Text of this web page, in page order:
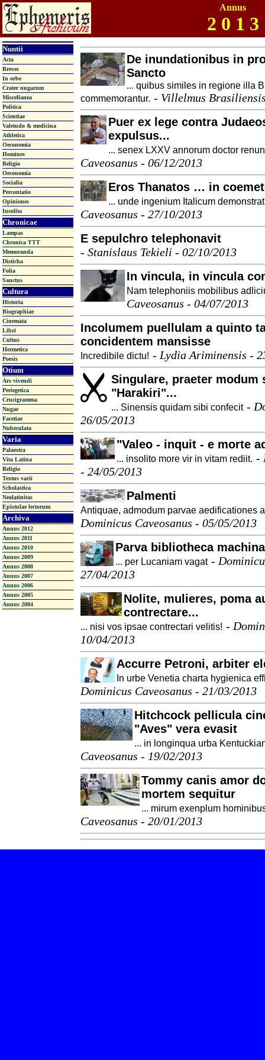
Annus
2 0 1 3
Nuntii
Acta
Breves
In orbe
Crater nugarum
Miscellanea
Politica
Scientiae
Valetudo & medicina
Athletica
Oeconomia
Homines
Religio
Oeconomia
Socialia
Percontatio
Opiniones
Insolita
Chronicae
Lampas
Chronica TTT
Memoranda
Disticha
Folia
Sanctus
Cultura
Historia
Biographiae
Cinemata
Libri
Cultus
Hermetica
Poesis
Otium
Ars vivendi
Periegetica
Crucigramma
Nugae
Facetiae
Nubeculata
Varia
Palaestra
Vita Latina
Religio
Textus varii
Scholastica
Neolatinitas
Epistulae lectorum
Archiva
Annus 2012
Annus 2011
Annus 2010
Annus 2009
Annus 2008
Annus 2007
Annus 2006
Annus 2005
Annus 2004
De inundationibus in
Sancto
... quibus similes in regione illa
commemorantur. - Villelmus
Puer ex lege contra
expulsus...
... senex LXXV annorum doctor
Caveosanus - 06/12/2013
Eros Thanatos … in
... unde ingenium Italicum
Caveosanus - 27/10/2013
E sepulchro telephonavit
- Stanislaus Tekieli - 02/10/2013
In vincula, in vincula
Nam telephoniis mobilibus
Caveosanus - 04/07/2013
Incolumem puellulam a quinto
concidentem mansisse
Incredibile dictu! - Lydia Ariminensis -
Singulare, praeter modum
"Harakiri"...
... Sinensis quidam sibi confecit -
26/05/2013
"Valeo - inquit - e morte
... insolito more vir in vitam rediit. -
- 24/05/2013
Palmenti
Antiquae, admodum parvae aedificationes
Dominicus Caveosanus - 05/05/2013
Parva bibliotheca
... per Lucaniam vagat -
27/04/2013
Nolite, mulieres, poma
contrectare...
... nisi vos ipsae contrectari velitis! -
10/04/2013
Accurre Petroni, arbiter
In urbe Venetia charta hygienica
Dominicus Caveosanus - 21/03/2013
Hitchcock pellicula
"Aves" vera evasit
... in longinqua urba
Caveosanus - 19/02/2013
Tommy canis amor
mortem sequitur
... mirum exenplum
Caveosanus - 20/01/2013